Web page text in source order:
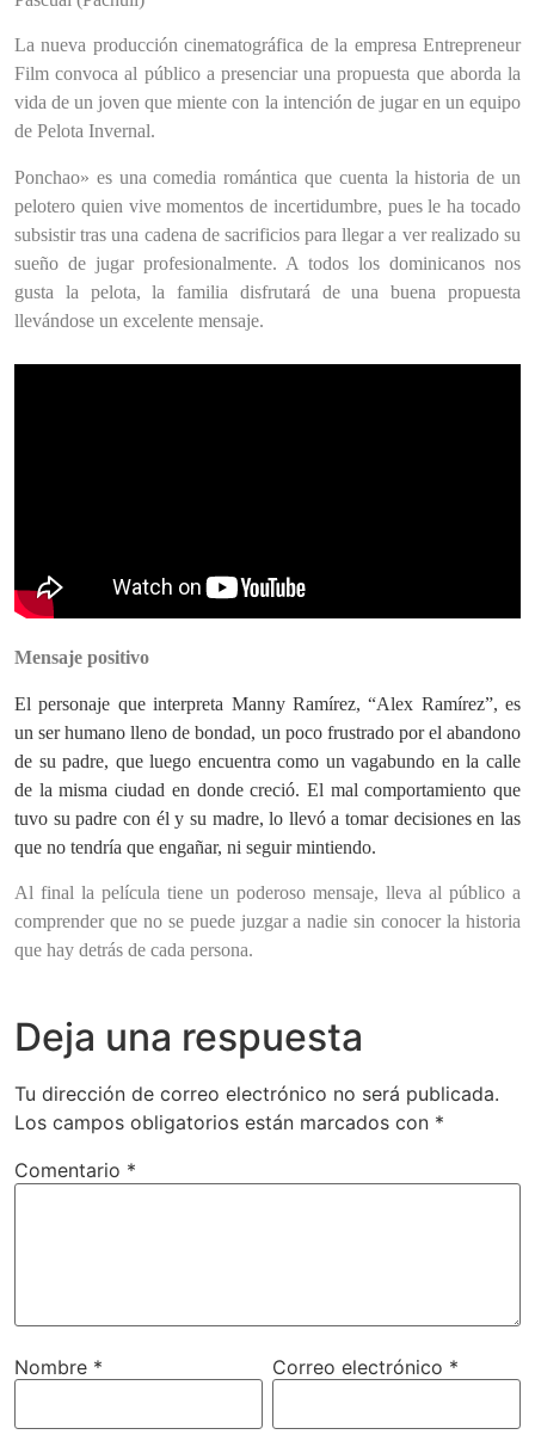
La nueva producción cinematográfica de la empresa Entrepreneur
Film convoca al público a presenciar una propuesta que aborda la
vida de un joven que miente con la intención de jugar en un equipo
de Pelota Invernal.
Ponchao» es una comedia romántica que cuenta la historia de un
pelotero quien vive momentos de incertidumbre, pues le ha tocado
subsistir tras una cadena de sacrificios para llegar a ver realizado su
sueño de jugar profesionalmente. A todos los dominicanos nos
gusta la pelota, la familia disfrutará de una buena propuesta
llevándose un excelente mensaje.
Mensaje positivo
El personaje que interpreta Manny Ramírez, “Alex Ramírez”, es
un ser humano lleno de bondad, un poco frustrado por el abandono
de su padre, que luego encuentra como un vagabundo en la calle
de la misma ciudad en donde creció. El mal comportamiento que
tuvo su padre con él y su madre, lo llevó a tomar decisiones en las
que no tendría que engañar, ni seguir mintiendo.
Al final la película tiene un poderoso mensaje, lleva al público a
comprender que no se puede juzgar a nadie sin conocer la historia
que hay detrás de cada persona.
Deja una respuesta
Tu dirección de correo electrónico no será publicada.
Los campos obligatorios están marcados con *
Comentario *
Nombre * Correo electrónico *